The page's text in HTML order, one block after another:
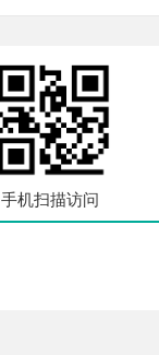
手机扫描访问